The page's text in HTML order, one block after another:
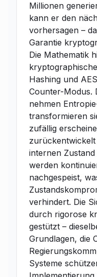
Millionen
kann er den
vorhersagen –
Garantie
Die Mathematik
Hashing und
Counter-Modus.
nehmen
transformieren
zufällig
internen
werden
nachgespeist,
verhindert. Die
durch rigorose
gestützt –
Grundlagen, die
Systeme